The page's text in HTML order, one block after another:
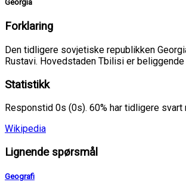
Georgia
Forklaring
Den tidligere sovjetiske republikken
Rustavi. Hovedstaden Tbilisi er
Statistikk
Responstid 0s (0s). 60% har tidligere
Wikipedia
Lignende spørsmål
Geografi